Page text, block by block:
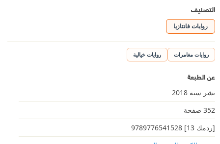
التصنيف
روايات فانتازيا
روايات مغامرات روايات خيالية
عن الطبعة
نشر سنة 2018
352 صفحة
[ردمك 13] 9789776541528